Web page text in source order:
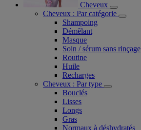
Cheveux
Cheveux : Par catégorie
Shampoing
Démêlant
Masque
Soin / sérum sans rinçage
Routine
Huile
Recharges
Cheveux : Par type
Bouclés
Lisses
Longs
Gras
Normaux à déshydratés